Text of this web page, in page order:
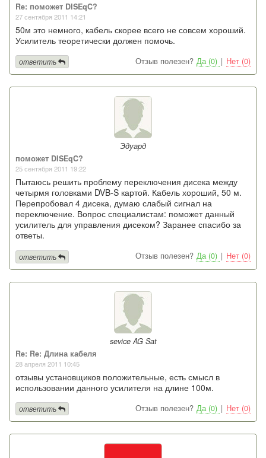
Re: поможет DISEqC?
27 сентября 2011 14:21
50м это немного, кабель скорее всего не совсем хороший.
Усилитель теоретически должен помочь.
Отзыв полезен? Да (0) | Нет (0)
ответить
Эдуард
поможет DISEqC?
25 сентября 2011 19:22
Пытаюсь решить проблему переключения дисека между
четырмя головками DVB-S картой. Кабель хороший, 50 м.
Перепробовал 4 дисека, думаю слабый сигнал на
переключение. Вопрос специалистам: поможет данный
усилитель для управления дисеком? Заранее спасибо за
ответы.
Отзыв полезен? Да (0) | Нет (0)
ответить
sevice AG Sat
Re: Re: Длина кабеля
28 апреля 2011 10:45
отзывы установщиков положительные, есть смысл в
использовании данного усилителя на длине 100м.
Отзыв полезен? Да (0) | Нет (0)
ответить